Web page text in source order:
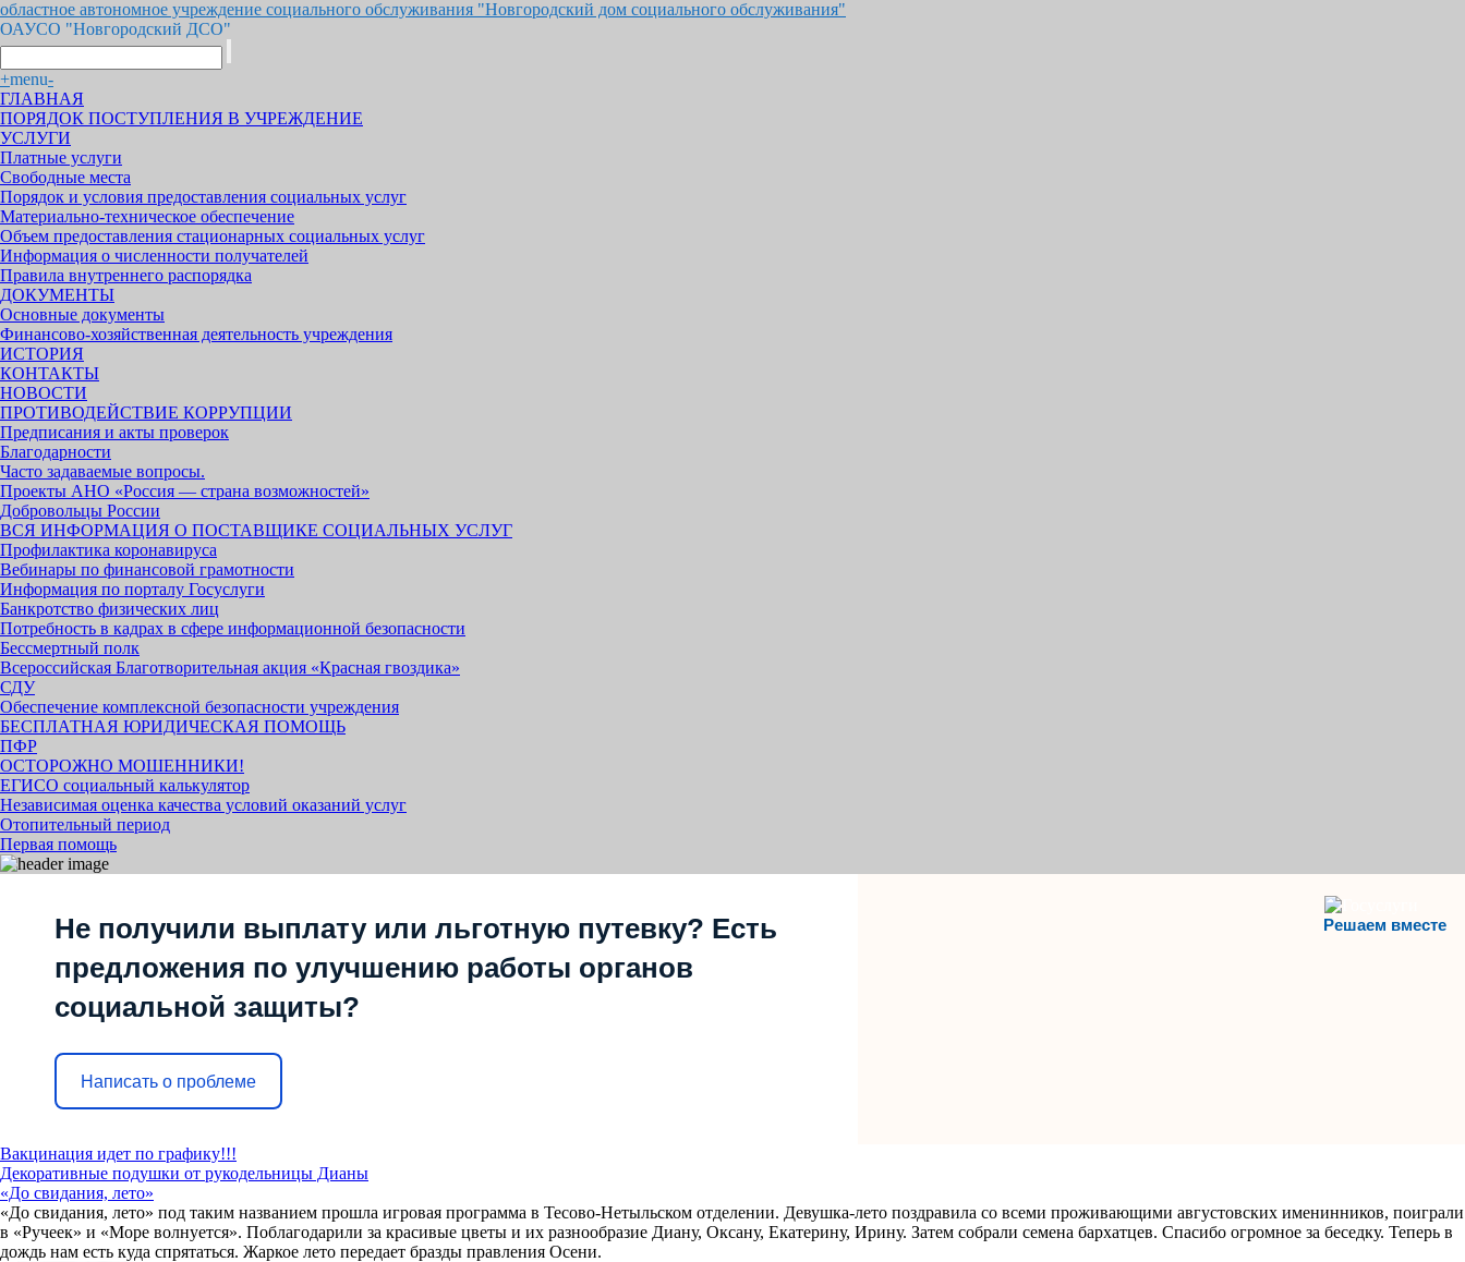
областное автономное учреждение социального обслуживания "Новгородский дом социального обслуживания"
ОАУСО "Новгородский ДСО"
+menu-
ГЛАВНАЯ
ПОРЯДОК ПОСТУПЛЕНИЯ В УЧРЕЖДЕНИЕ
УСЛУГИ
Платные услуги
Свободные места
Порядок и условия предоставления социальных услуг
Материально-техническое обеспечение
Объем предоставления стационарных социальных услуг
Информация о численности получателей
Правила внутреннего распорядка
ДОКУМЕНТЫ
Основные документы
Финансово-хозяйственная деятельность учреждения
ИСТОРИЯ
КОНТАКТЫ
НОВОСТИ
ПРОТИВОДЕЙСТВИЕ КОРРУПЦИИ
Предписания и акты проверок
Благодарности
Часто задаваемые вопросы.
Проекты АНО «Россия — страна возможностей»
Добровольцы России
ВСЯ ИНФОРМАЦИЯ О ПОСТАВЩИКЕ СОЦИАЛЬНЫХ УСЛУГ
Профилактика коронавируса
Вебинары по финансовой грамотности
Информация по порталу Госуслуги
Банкротство физических лиц
Потребность в кадрах в сфере информационной безопасности
Бессмертный полк
Всероссийская Благотворительная акция «Красная гвоздика»
СДУ
Обеспечение комплексной безопасности учреждения
БЕСПЛАТНАЯ ЮРИДИЧЕСКАЯ ПОМОЩЬ
ПФР
ОСТОРОЖНО МОШЕННИКИ!
ЕГИСО социальный калькулятор
Независимая оценка качества условий оказаний услуг
Отопительный период
Первая помощь
Решаем вместе
Не получили выплату или льготную путевку? Есть
предложения по улучшению работы органов
социальной защиты?
Написать о проблеме
Вакцинация идет по графику!!!
Декоративные подушки от рукодельницы Дианы
«До свидания, лето»
«До свидания, лето» под таким названием прошла игровая программа в Тесово-Нетыльском отделении. Девушка-лето поздравила со всеми проживающими августовских именинников, поиграли
в «Ручеек» и «Море волнуется». Поблагодарили за красивые цветы и их разнообразие Диану, Оксану, Екатерину, Ирину. Затем собрали семена бархатцев. Спасибо огромное за беседку. Теперь в
дождь нам есть куда спрятаться. Жаркое лето передает бразды правления Осени.